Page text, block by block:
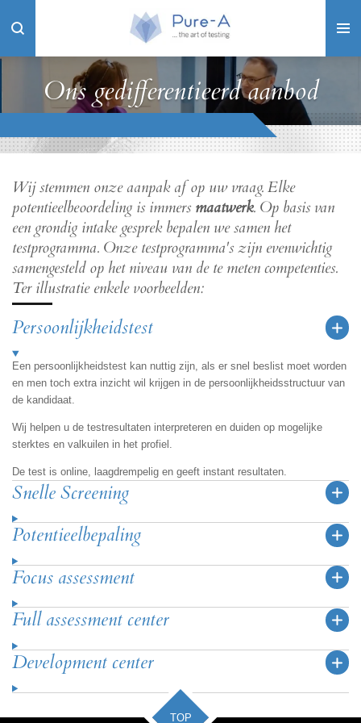
direct
hoofdinhoudOns gedifferentieerd aanbod
Wij stemmen onze aanpak af op uw vraag. Elke
potentieelbeoordeling is immersmaatwerk. Op basis van
een grondig intake gesprek bepalen we samen het
testprogramma. Onze testprogramma's zijn evenwichtig
samengesteld op het niveau van de te meten competenties.
Ter illustratie enkele voorbeelden:
Persoonlijkheidstest
Een persoonlijkheidstest kan nuttig zijn, als er snel beslist moet worden
en men toch extra inzicht wil krijgen in de persoonlijkheidsstructuur van
de kandidaat.
Wij helpen u de testresultaten interpreteren en duiden op mogelijke
sterktes en valkuilen in het profiel.
De test is online, laagdrempelig en geeft instant resultaten.
Snelle Screening
Potentieelbepaling
Focus assessment
Full assessment center
Development center
TOP